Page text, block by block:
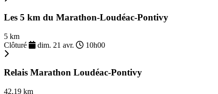
Les 5 km du Marathon-Loudéac-Pontivy
5 km
Clôturé
dim. 21 avr. 10h00
Relais Marathon Loudéac-Pontivy
42,19 km